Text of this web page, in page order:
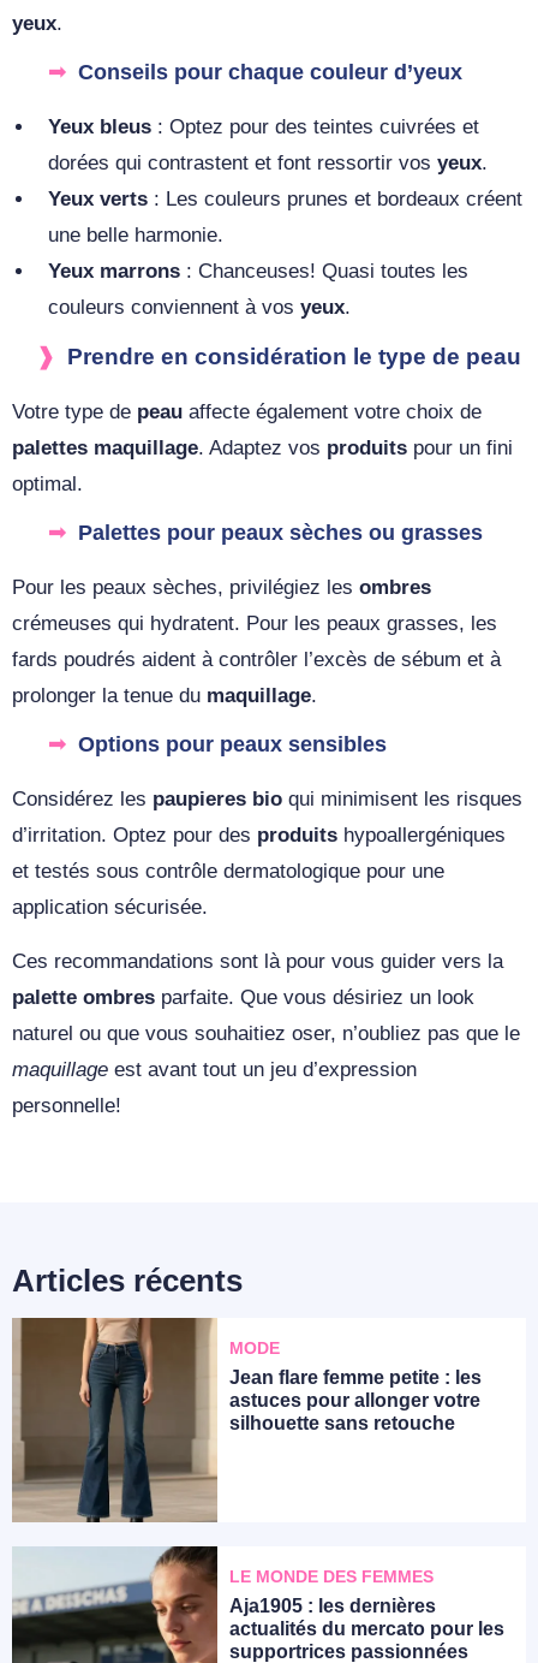
yeux.
Conseils pour chaque couleur d’yeux
Yeux bleus : Optez pour des teintes cuivrées et
dorées qui contrastent et font ressortir vos yeux.
Yeux verts : Les couleurs prunes et bordeaux créent
une belle harmonie.
Yeux marrons : Chanceuses! Quasi toutes les
couleurs conviennent à vos yeux.
Prendre en considération le type de peau
Votre type de peau affecte également votre choix de
palettes maquillage. Adaptez vos produits pour un fini
optimal.
Palettes pour peaux sèches ou grasses
Pour les peaux sèches, privilégiez les ombres
crémeuses qui hydratent. Pour les peaux grasses, les
fards poudrés aident à contrôler l’excès de sébum et à
prolonger la tenue du maquillage.
Options pour peaux sensibles
Considérez les paupieres bio qui minimisent les risques
d’irritation. Optez pour des produits hypoallergéniques
et testés sous contrôle dermatologique pour une
application sécurisée.
Ces recommandations sont là pour vous guider vers la
palette ombres parfaite. Que vous désiriez un look
naturel ou que vous souhaitiez oser, n’oubliez pas que le
maquillage est avant tout un jeu d’expression
personnelle!
Articles récents
MODE
Jean flare femme petite : les
astuces pour allonger votre
silhouette sans retouche
LE MONDE DES FEMMES
Aja1905 : les dernières
actualités du mercato pour les
supportrices passionnées